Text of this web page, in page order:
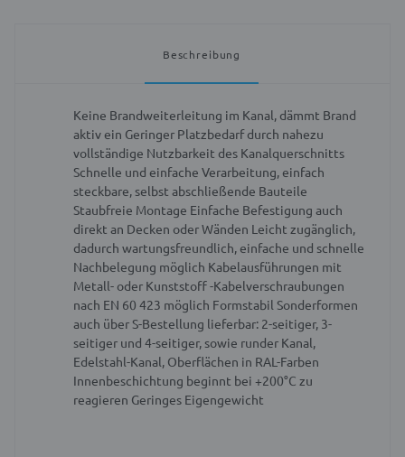
Beschreibung
Keine Brandweiterleitung im Kanal, dämmt Brand
aktiv ein Geringer Platzbedarf durch nahezu
vollständige Nutzbarkeit des Kanalquerschnitts
Schnelle und einfache Verarbeitung, einfach
steckbare, selbst abschließende Bauteile
Staubfreie Montage Einfache Befestigung auch
direkt an Decken oder Wänden Leicht zugänglich,
dadurch wartungsfreundlich, einfache und schnelle
Nachbelegung möglich Kabelausführungen mit
Metall- oder Kunststoff -Kabelverschraubungen
nach EN 60 423 möglich Formstabil Sonderformen
auch über S-Bestellung lieferbar: 2-seitiger, 3-
seitiger und 4-seitiger, sowie runder Kanal,
Edelstahl-Kanal, Oberflächen in RAL-Farben
Innenbeschichtung beginnt bei +200°C zu
reagieren Geringes Eigengewicht